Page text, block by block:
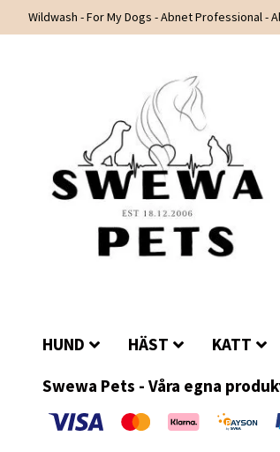
Wildwash - For My Dogs - Abnet Professional -
HUND HÄST KATT
Swewa Pets - Våra egna